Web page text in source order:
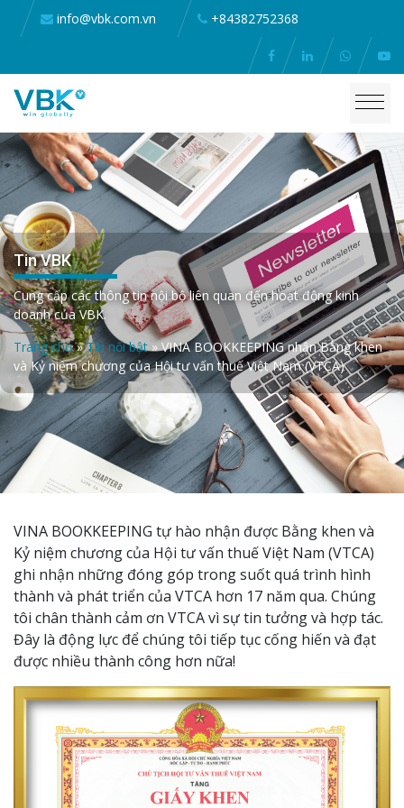
info@vbk.com.vn +84382752368
Tin VBK
Cung cấp các thông tin nội bộ liên quan đến hoạt động kinh
doanh của VBK.
Trang chủ»Tin nổi bật»VINA BOOKKEEPING nhận Bằng khen
và Kỷ niệm chương của Hội tư vấn thuế Việt Nam (VTCA)
VINA BOOKKEEPING tự hào nhận được Bằng khen và
Kỷ niệm chương của Hội tư vấn thuế Việt Nam (VTCA)
ghi nhận những đóng góp trong suốt quá trình hình
thành và phát triển của VTCA hơn 17 năm qua. Chúng
tôi chân thành cảm ơn VTCA vì sự tin tưởng và hợp tác.
Đây là động lực để chúng tôi tiếp tục cống hiến và đạt
được nhiều thành công hơn nữa!